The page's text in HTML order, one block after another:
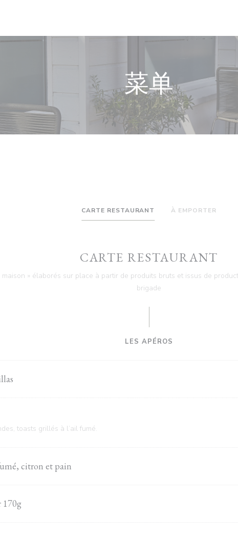
菜单
CARTE RESTAURANT À EMPORTER
CARTE RESTAURANT
» élaborés sur place à partir de produits bruts et issus de
brigade
LES APÉROS
toasts grillés à l’ail fumé.
citron et pain